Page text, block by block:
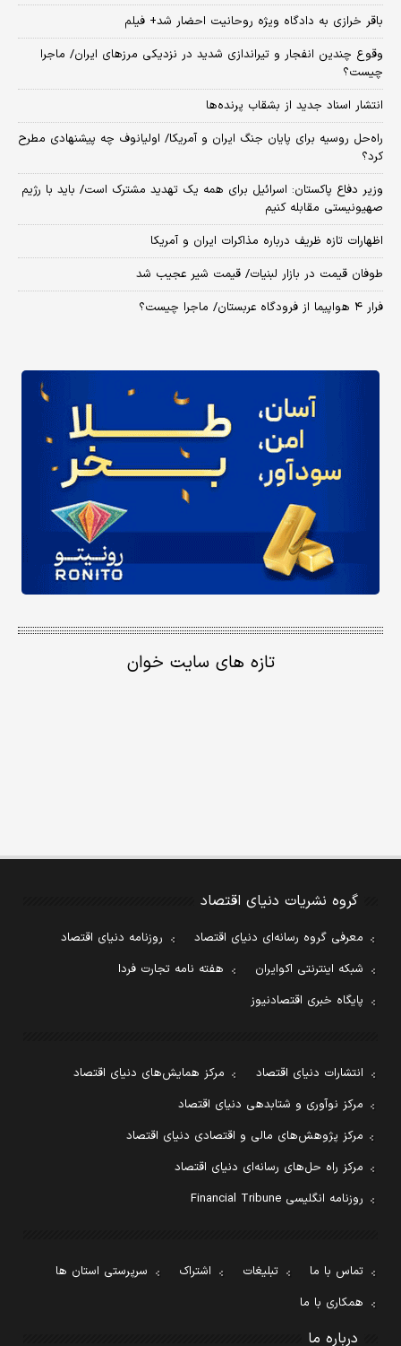
باقر خرازی به دادگاه ویژه روحانیت احضار شد+ فیلم
وقوع چندین انفجار و تیراندازی شدید در نزدیکی مرز‌های ایران/ ماجرا
چیست؟
انتشار اسناد جدید از بشقاب پرنده‌ها
راه‌حل روسیه برای پایان جنگ ایران و آمریکا/ اولیانوف چه پیشنهادی مطرح
کرد؟
وزیر دفاع پاکستان: اسرائیل برای همه یک تهدید مشترک است/ باید با رژیم
صهیونیستی مقابله کنیم
اظهارات تازه ظریف درباره مذاکرات ایران و آمریکا
طوفان قیمت در بازار لبنیات/ قیمت شیر عجیب شد
فرار ۴ هواپیما از فرودگاه عربستان/ ماجرا چیست؟
تازه های سایت خوان
گروه نشریات دنیای اقتصاد
معرفی گروه رسانه‌ای دنیای اقتصاد
روزنامه دنیای اقتصاد
شبکه اینترنتی اکوایران
هفته نامه تجارت فردا
پایگاه خبری اقتصادنیوز
انتشارات دنیای اقتصاد
مرکز همایش‌های دنیای اقتصاد
مرکز نوآوری و شتابدهی دنیای اقتصاد
مرکز پژوهش‌های مالی و اقتصادی دنیای اقتصاد
مرکز راه حل‌های رسانه‌ای دنیای اقتصاد
روزنامه انگلیسی Financial Tribune
تماس با ما تبلیغات اشتراک
سرپرستی استان ها
همکاری با ما
درباره ما